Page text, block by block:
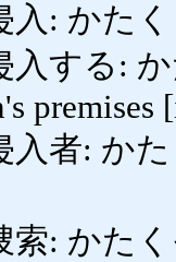
入: かた
入する:
premises
入者: か
索: かた